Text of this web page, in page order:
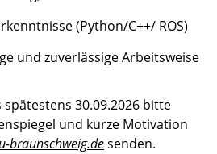
(Python/C++/ ROS)
und zuverlässige Arbeitsweise
spätestens 30.09.2026 bitte
und kurze Motivation
braunschweig.desenden.